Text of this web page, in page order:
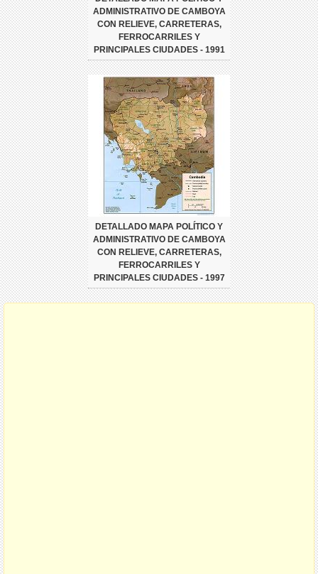
ADMINISTRATIVO DE CAMBOYA
CON RELIEVE, CARRETERAS,
FERROCARRILES Y
PRINCIPALES CIUDADES - 1991
DETALLADO MAPA POLÍTICO Y
ADMINISTRATIVO DE CAMBOYA
CON RELIEVE, CARRETERAS,
FERROCARRILES Y
PRINCIPALES CIUDADES - 1997